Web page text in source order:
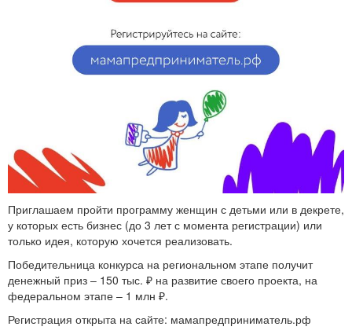
Приглашаем пройти программу женщин с детьми или в декрете,
у которых есть бизнес (до 3 лет с момента регистрации) или
только идея, которую хочется реализовать.
Победительница конкурса на региональном этапе получит
денежный приз – 150 тыс. ₽ на развитие своего проекта, на
федеральном этапе – 1 млн ₽.
Регистрация открыта на сайте: мамапредприниматель.рф